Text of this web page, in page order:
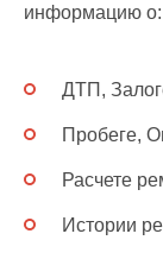
информацию о:
ДТП,
Пробеге,
Расчете
Истории